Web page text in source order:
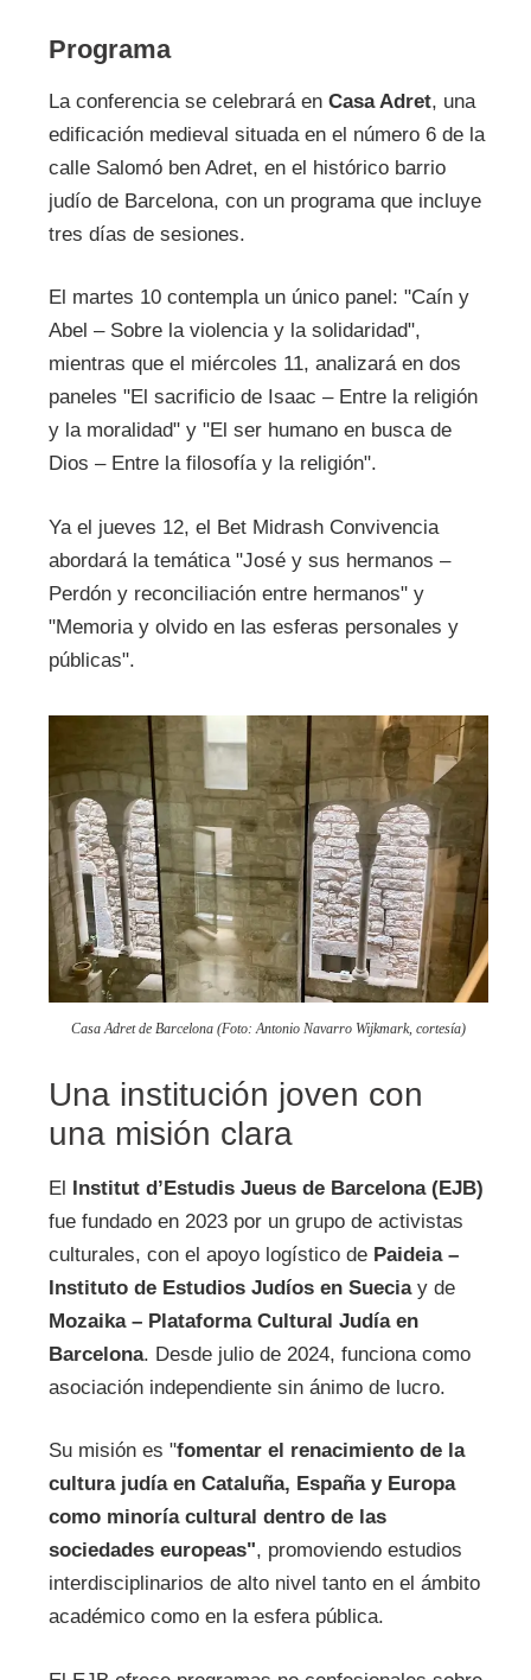
Programa
La conferencia se celebrará en Casa Adret, una
edificación medieval situada en el número 6 de la
calle Salomó ben Adret, en el histórico barrio
judío de Barcelona, con un programa que incluye
tres días de sesiones.
El martes 10 contempla un único panel: "Caín y
Abel – Sobre la violencia y la solidaridad",
mientras que el miércoles 11, analizará en dos
paneles "El sacrificio de Isaac – Entre la religión
y la moralidad" y "El ser humano en busca de
Dios – Entre la filosofía y la religión".
Ya el jueves 12, el Bet Midrash Convivencia
abordará la temática "José y sus hermanos –
Perdón y reconciliación entre hermanos" y
"Memoria y olvido en las esferas personales y
públicas".
Casa Adret de Barcelona (Foto: Antonio Navarro Wijkmark, cortesía)
Una institución joven con
una misión clara
El Institut d’Estudis Jueus de Barcelona (EJB)
fue fundado en 2023 por un grupo de activistas
culturales, con el apoyo logístico de Paideia –
Instituto de Estudios Judíos en Sueciay de
Mozaika – Plataforma Cultural Judía en
Barcelona. Desde julio de 2024, funciona como
asociación independiente sin ánimo de lucro.
Su misión es "fomentar el renacimiento de la
cultura judía en Cataluña, España y Europa
como minoría cultural dentro de las
sociedades europeas", promoviendo estudios
interdisciplinarios de alto nivel tanto en el ámbito
académico como en la esfera pública.